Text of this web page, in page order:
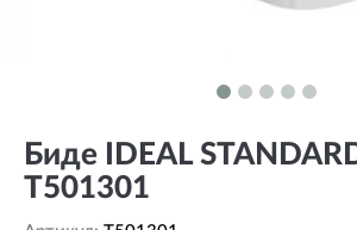
Биде IDEAL
T501301